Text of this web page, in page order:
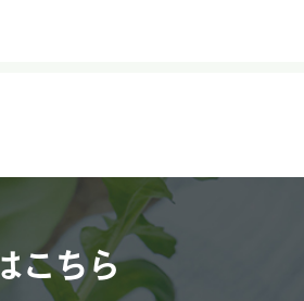
入した商品、閲覧したページや広告
（携帯端末を通じてご利用の場合の
す）、IPアドレス、クッキー情報、
、ユーザーが当社や提携先のサービ
こちら